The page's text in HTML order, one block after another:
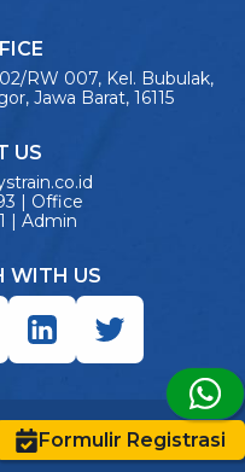
RW 007, Kel. Bubulak,
Jawa Barat, 16115
US
| Office
| Admin
WITH US
Interindo
Formulir Registrasi